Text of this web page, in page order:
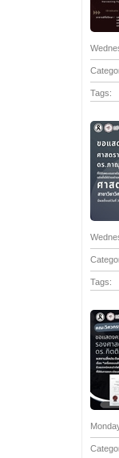
Tags:
Tags: